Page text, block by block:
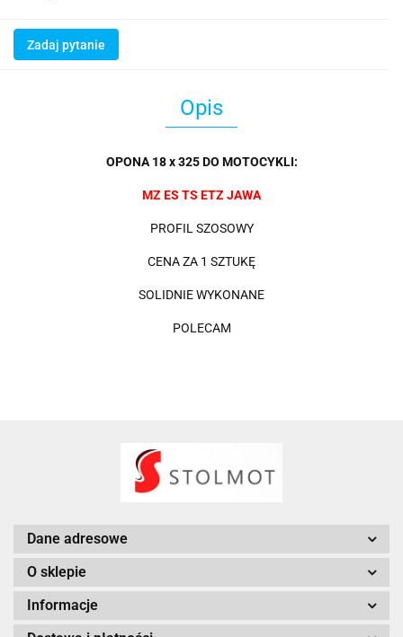
Zadaj pytanie
Opis
OPONA 18 x 325 DO MOTOCYKLI:
MZ ES TS ETZ JAWA
PROFIL SZOSOWY
CENA ZA 1 SZTUKĘ
SOLIDNIE WYKONANE
POLECAM
Dane adresowe
O sklepie
Informacje